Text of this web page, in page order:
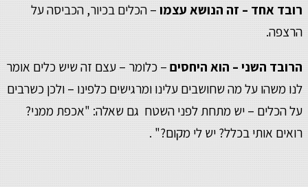
רובד אחד – זה הנושא עצמו – הכלים בכיור, הכביסה על
הרצפה.
הרובד השני – הוא היחסים – כלומר – עצם זה שיש כלים אומר
לנו משהו על מה שחושבים עלינו ומרגישים כלפינו – ולכן כשרבים
על הכלים – יש מתחת לפני השטח גם שאלה: "אכפת ממני?
רואים אותי בכלל? יש לי מקום?" .